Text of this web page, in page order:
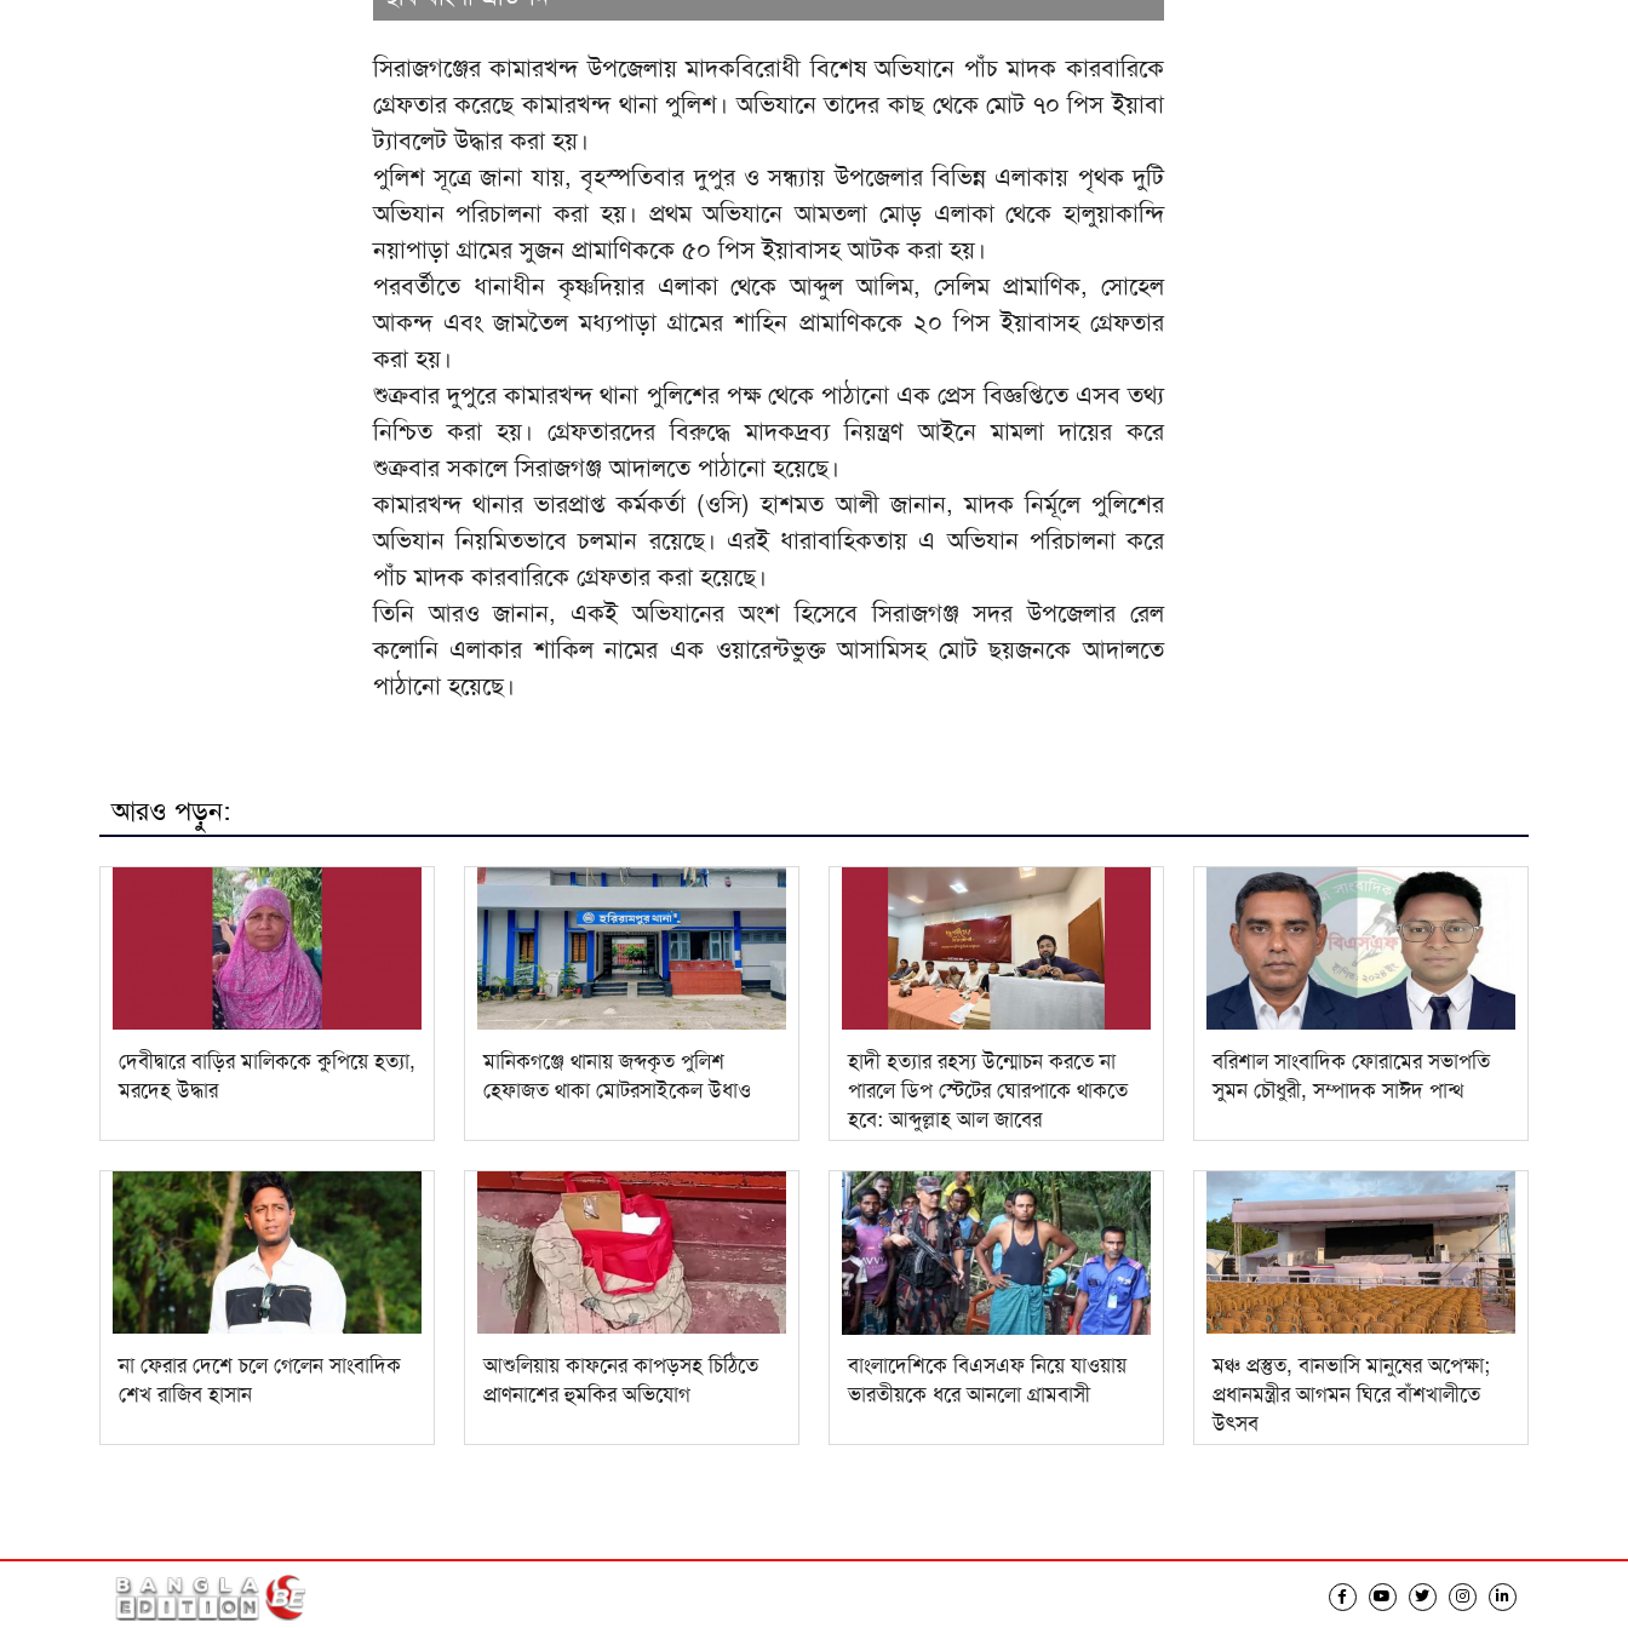
সিরাজগঞ্জের কামারখন্দ উপজেলায় মাদকবিরোধী বিশেষ অভিযানে পাঁচ মাদক কারবারিকে
গ্রেফতার করেছে কামারখন্দ থানা পুলিশ। অভিযানে তাদের কাছ থেকে মোট ৭০ পিস ইয়াবা
ট্যাবলেট উদ্ধার করা হয়।
পুলিশ সূত্রে জানা যায়, বৃহস্পতিবার দুপুর ও সন্ধ্যায় উপজেলার বিভিন্ন এলাকায় পৃথক দুটি
অভিযান পরিচালনা করা হয়। প্রথম অভিযানে আমতলা মোড় এলাকা থেকে হালুয়াকান্দি
নয়াপাড়া গ্রামের সুজন প্রামাণিককে ৫০ পিস ইয়াবাসহ আটক করা হয়।
পরবর্তীতে ধানাধীন কৃষ্ণদিয়ার এলাকা থেকে আব্দুল আলিম, সেলিম প্রামাণিক, সোহেল
আকন্দ এবং জামতৈল মধ্যপাড়া গ্রামের শাহিন প্রামাণিককে ২০ পিস ইয়াবাসহ গ্রেফতার
করা হয়।
শুক্রবার দুপুরে কামারখন্দ থানা পুলিশের পক্ষ থেকে পাঠানো এক প্রেস বিজ্ঞপ্তিতে এসব তথ্য
নিশ্চিত করা হয়। গ্রেফতারদের বিরুদ্ধে মাদকদ্রব্য নিয়ন্ত্রণ আইনে মামলা দায়ের করে
শুক্রবার সকালে সিরাজগঞ্জ আদালতে পাঠানো হয়েছে।
কামারখন্দ থানার ভারপ্রাপ্ত কর্মকর্তা (ওসি) হাশমত আলী জানান, মাদক নির্মূলে পুলিশের
অভিযান নিয়মিতভাবে চলমান রয়েছে। এরই ধারাবাহিকতায় এ অভিযান পরিচালনা করে
পাঁচ মাদক কারবারিকে গ্রেফতার করা হয়েছে।
তিনি আরও জানান, একই অভিযানের অংশ হিসেবে সিরাজগঞ্জ সদর উপজেলার রেল
কলোনি এলাকার শাকিল নামের এক ওয়ারেন্টভুক্ত আসামিসহ মোট ছয়জনকে আদালতে
পাঠানো হয়েছে।
আরও পড়ুন:
দেবীদ্বারে বাড়ির মালিককে কুপিয়ে হত্যা,
মরদেহ উদ্ধার
মানিকগঞ্জে থানায় জব্দকৃত পুলিশ
হেফাজত থাকা মোটরসাইকেল উধাও
হাদী হত্যার রহস্য উন্মোচন করতে না
পারলে ডিপ স্টেটের ঘোরপাকে থাকতে
হবে: আব্দুল্লাহ আল জাবের
বরিশাল সাংবাদিক ফোরামের সভাপতি
সুমন চৌধুরী, সম্পাদক সাঈদ পান্থ
না ফেরার দেশে চলে গেলেন সাংবাদিক
শেখ রাজিব হাসান
আশুলিয়ায় কাফনের কাপড়সহ চিঠিতে
প্রাণনাশের হুমকির অভিযোগ
বাংলাদেশিকে বিএসএফ নিয়ে যাওয়ায়
ভারতীয়কে ধরে আনলো গ্রামবাসী
মঞ্চ প্রস্তুত, বানভাসি মানুষের অপেক্ষা;
প্রধানমন্ত্রীর আগমন ঘিরে বাঁশখালীতে
উৎসব